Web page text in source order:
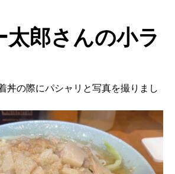
太郎さんの小ラ
丼の際にパシャリと写真を撮りまし